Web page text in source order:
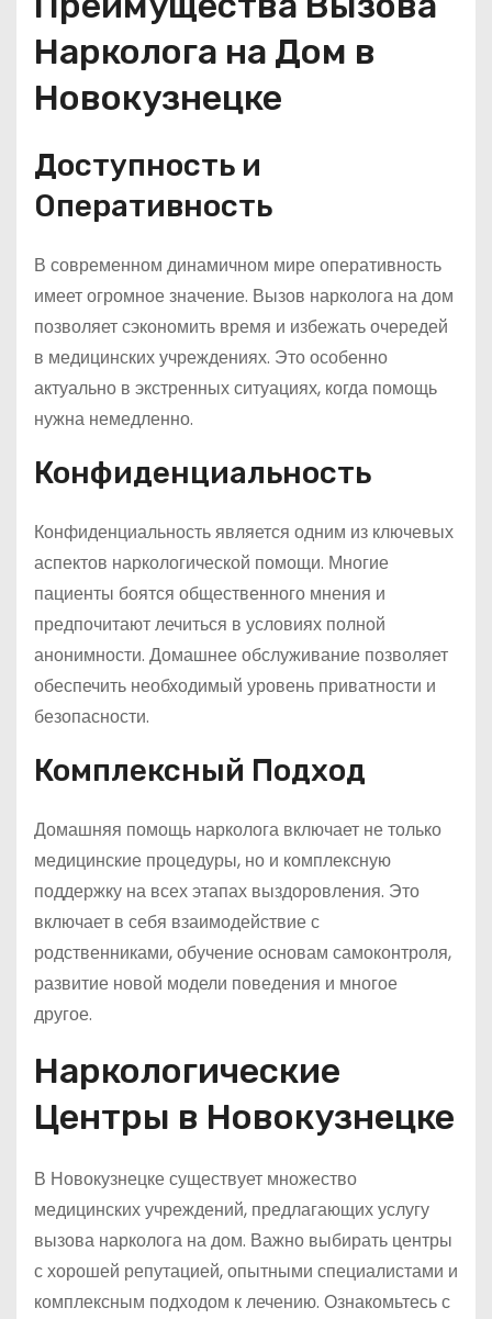
Нарколога на Дом в
Новокузнецке
Доступность и
Оперативность
В современном динамичном мире оперативность
имеет огромное значение. Вызов нарколога на дом
позволяет сэкономить время и избежать очередей
в медицинских учреждениях. Это особенно
актуально в экстренных ситуациях, когда помощь
нужна немедленно.
Конфиденциальность
Конфиденциальность является одним из ключевых
аспектов наркологической помощи. Многие
пациенты боятся общественного мнения и
предпочитают лечиться в условиях полной
анонимности. Домашнее обслуживание позволяет
обеспечить необходимый уровень приватности и
безопасности.
Комплексный Подход
Домашняя помощь нарколога включает не только
медицинские процедуры, но и комплексную
поддержку на всех этапах выздоровления. Это
включает в себя взаимодействие с
родственниками, обучение основам самоконтроля,
развитие новой модели поведения и многое
другое.
Наркологические
Центры в Новокузнецке
В Новокузнецке существует множество
медицинских учреждений, предлагающих услугу
вызова нарколога на дом. Важно выбирать центры
с хорошей репутацией, опытными специалистами и
комплексным подходом к лечению. Ознакомьтесь с